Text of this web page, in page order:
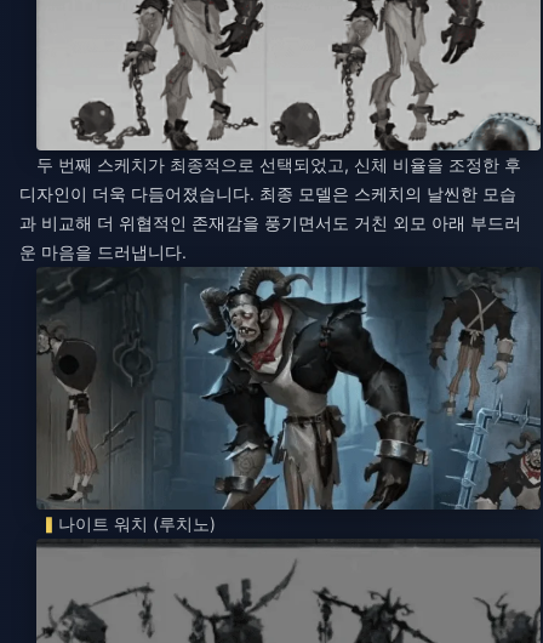
두 번째 스케치가 최종적으로 선택되었고, 신체 비율을 조정한 후
디자인이 더욱 다듬어졌습니다. 최종 모델은 스케치의 날씬한 모습
과 비교해 더 위협적인 존재감을 풍기면서도 거친 외모 아래 부드러
운 마음을 드러냅니다.
나이트 워치 (루치노)